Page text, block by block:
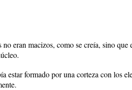
eran macizos, como se creía, sino que
estar formado por una corteza con los